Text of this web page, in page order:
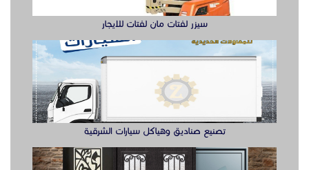
ابواب حديد ليزر او مشغول الشرقيه